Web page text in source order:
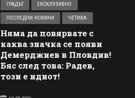
ГРАДЪТ ЕКСКЛУЗИВНО
ПОСЛЕДНИ НОВИНИ ЧЕТИВА
Няма да повярвате с
каква значка се появи
Демерджиев в Пловдив!
Бяс след това: Радев,
този е идиот!